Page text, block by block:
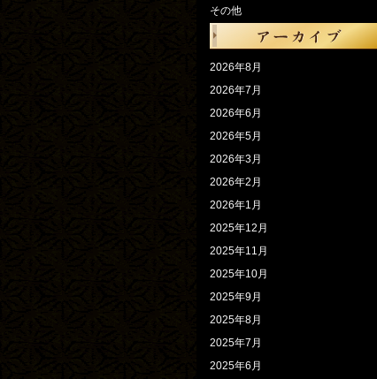
その他
2026年8月
2026年7月
2026年6月
2026年5月
2026年3月
2026年2月
2026年1月
2025年12月
2025年11月
2025年10月
2025年9月
2025年8月
2025年7月
2025年6月